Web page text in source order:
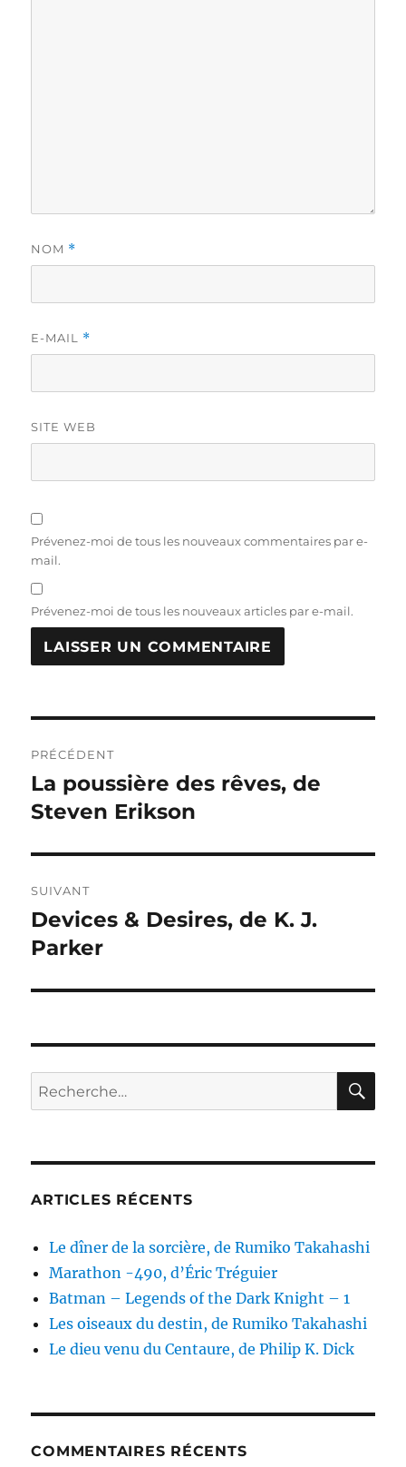
NOM *
E-MAIL *
SITE WEB
Prévenez-moi de tous les nouveaux commentaires par e-
mail.
Prévenez-moi de tous les nouveaux articles par e-mail.
de
l’article
PRÉCÉDENT
Publication
précédente :
La poussière des rêves, de
Steven Erikson
SUIVANT
Publication
suivante :
Devices & Desires, de K. J.
Parker
Recherche
pour :
ARTICLES RÉCENTS
Le dîner de la sorcière, de Rumiko Takahashi
Marathon -490, d’Éric Tréguier
Batman – Legends of the Dark Knight – 1
Les oiseaux du destin, de Rumiko Takahashi
Le dieu venu du Centaure, de Philip K. Dick
COMMENTAIRES RÉCENTS